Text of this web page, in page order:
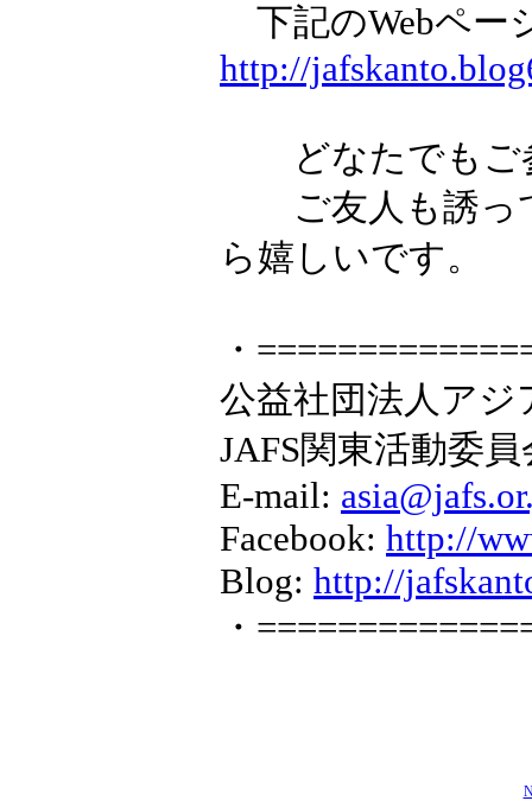
下記のWebペー
http://
どなたでもご
ご友人も誘っ
ら嬉しいです。
・
公益社団法人アジ
JAFS関東活動委員
E-mail:
Facebook: http://
Blog: http://
・